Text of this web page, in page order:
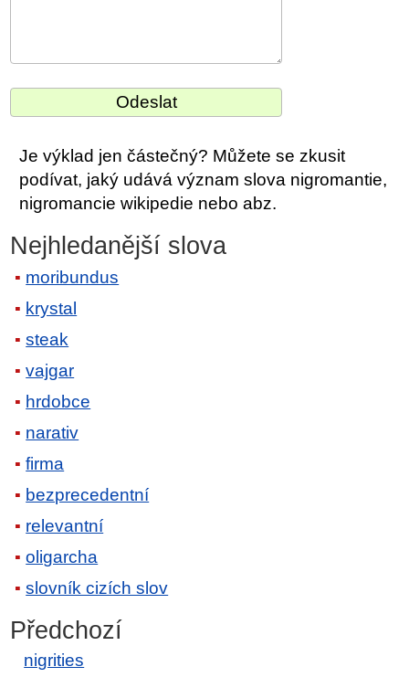
Je výklad jen částečný? Můžete se zkusit
podívat, jaký udává význam slova nigromantie,
nigromancie wikipedie nebo abz.
Nejhledanější slova
moribundus
krystal
steak
vajgar
hrdobce
narativ
firma
bezprecedentní
relevantní
oligarcha
slovník cizích slov
Předchozí
nigrities